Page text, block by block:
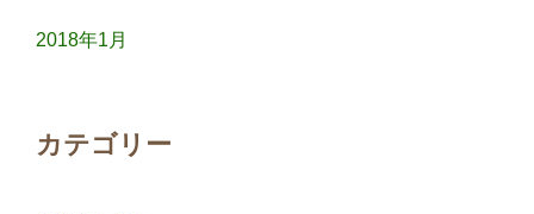
ン
2018年1月
カテゴリー